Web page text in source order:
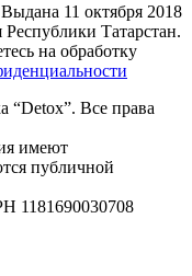
11 октября 2018
Татарстан.
на обработку
“Detox”. Все права
имеют
публичной
1181690030708